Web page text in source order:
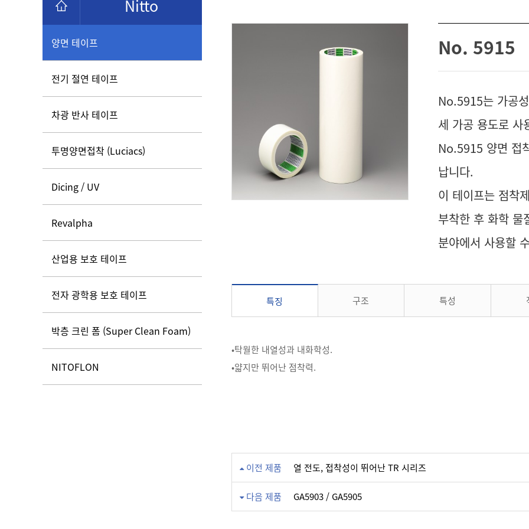
Nitto
양면 테이프
전기 절연 테이프
차광 반사 테이프
투명양면접착 (Luciacs)
Dicing / UV
Revalpha
산업용 보호 테이프
전자 광학용 보호 테이프
박층 크린 폼 (Super Clean Foam)
NITOFLON
No. 5915
No.5915는 가공
세 가공 용도로 사
No.5915 양면 접
납니다.
이 테이프는 점착
부착한 후 화학 물
분야에서 사용할
특징 구조 특성
•탁월한 내열성과 내화학성.
•얇지만 뛰어난 점착력.
이전 제품 열 전도, 접착성이 뛰어난 TR 시리즈
다음 제품 GA5903 / GA5905